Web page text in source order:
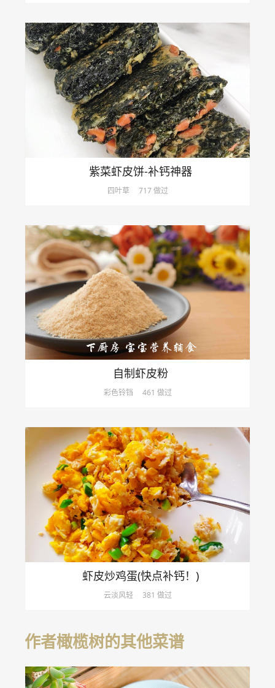
紫菜虾皮饼-补钙神器
四叶草 717 做过
自制虾皮粉
彩色铃铛 461 做过
虾皮炒鸡蛋(快点补钙！)
云淡风轻 381 做过
作者橄榄树的其他菜谱